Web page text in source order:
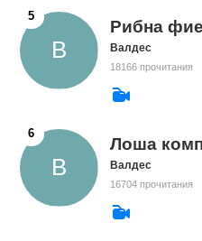
Рибна
Валдес
18166 прочитания
Лоша
Валдес
16704 прочитания